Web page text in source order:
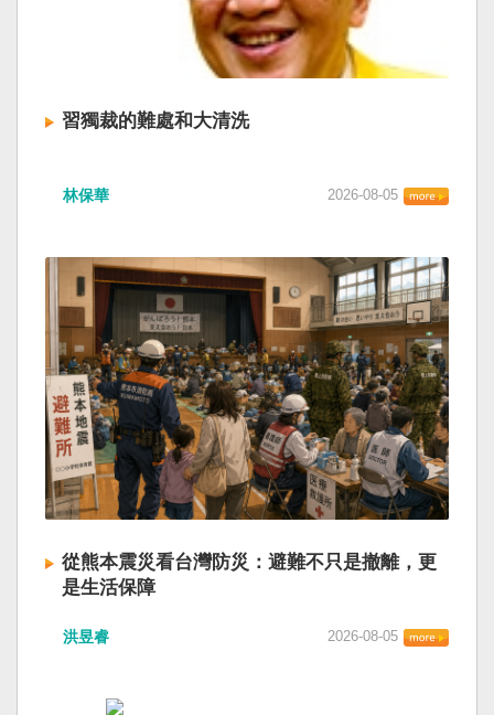
習獨裁的難處和大清洗
林保華 2026-08-05
從熊本震災看台灣防災：避難不只是撤離，更
是生活保障
洪昱睿 2026-08-05